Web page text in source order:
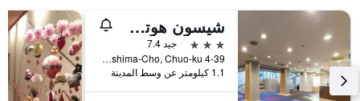
شيسون هوتل كوماموتو
3 نجوم
جيد 7.4
4-39 Karashima-Cho, Chuo-ku, كوماموتو, اليابان
1.1 كيلومتر عن وسط المدينة